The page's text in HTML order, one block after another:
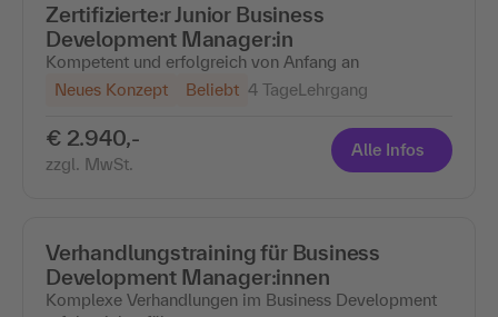
Zertifizierte:r Junior Business
Development Manager:in
Kompetent und erfolgreich von Anfang an
Neues Konzept
Beliebt 4 TageLehrgang
€ 2.940,-
zzgl. MwSt.
Alle Infos
Verhandlungstraining für Business
Development Manager:innen
Komplexe Verhandlungen im Business Development